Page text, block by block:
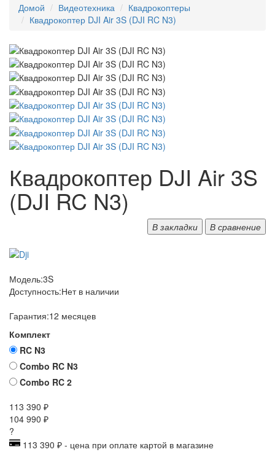
Домой Видеотехника
Квадрокоптеры
Квадрокоптер DJI Air 3S (DJI RC N3)
Квадрокоптер DJI Air 3S
(DJI RC N3)
В закладки В сравнение
Модель:3S
Доступность:Нет в наличии
Гарантия:12 месяцев
Комплект
RC N3
Combo RC N3
Combo RC 2
113 390 ₽
104 990 ₽
?
113 390 ₽ - цена при оплате картой в магазине